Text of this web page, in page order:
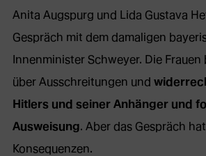
Anita Augspurg und Lida Gustava
Gespräch mit dem damaligen
Innenminister Schweyer. Die
über Ausschreitungen und
Hitlers und seiner Anhänger und
Ausweisung. Aber das Gespräch
Konsequenzen.